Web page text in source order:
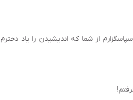
از شما که اندیشیدن را یاد دخترم